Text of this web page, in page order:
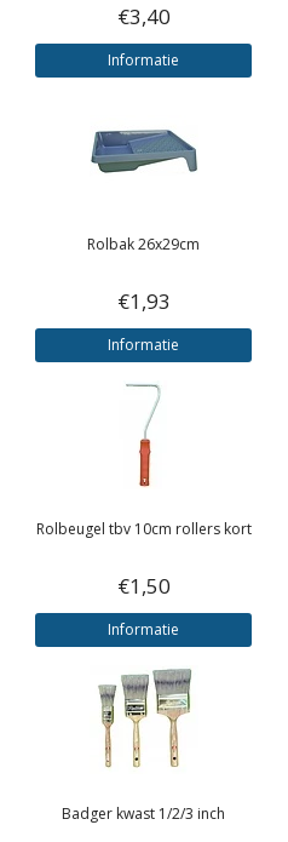
€3,40
Informatie
Rolbak 26x29cm
€1,93
Informatie
Rolbeugel tbv 10cm rollers kort
€1,50
Informatie
Badger kwast 1/2/3 inch